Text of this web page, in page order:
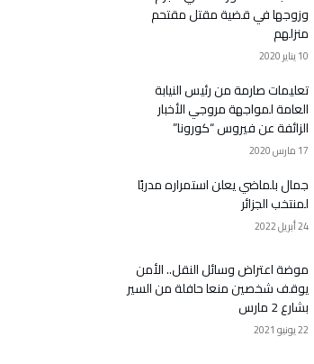
وزوجها في قضية مقتل مقتحم
منزلهم
10 يناير 2020
تعليمات صارمة من رئيس النيابة
العامة لمواجهة مروجي الأخبار
الزائفة عن فيروس “كورونا”
17 مارس 2020
جمال بلماضي يعلن استمراره مدربًا
لمنتخب الجزائر
24 أبريل 2022
موضة اعتراض وسائل النقل.. الأمن
يوقف شخصين منعا حافلة من السير
بشارع 2 مارس
22 يونيو 2021